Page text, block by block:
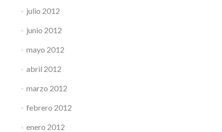
julio 2012
junio 2012
mayo 2012
abril 2012
marzo 2012
febrero 2012
enero 2012